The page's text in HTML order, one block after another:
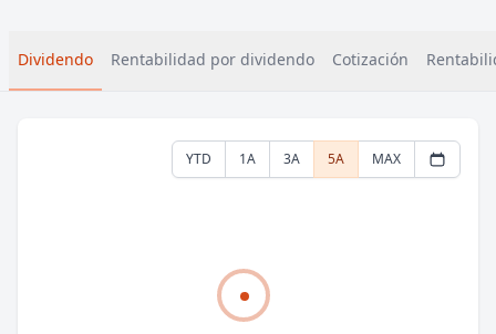
Dividendo Rentabilidad por dividendo Cotización
YTD 1A 3A 5A MAX